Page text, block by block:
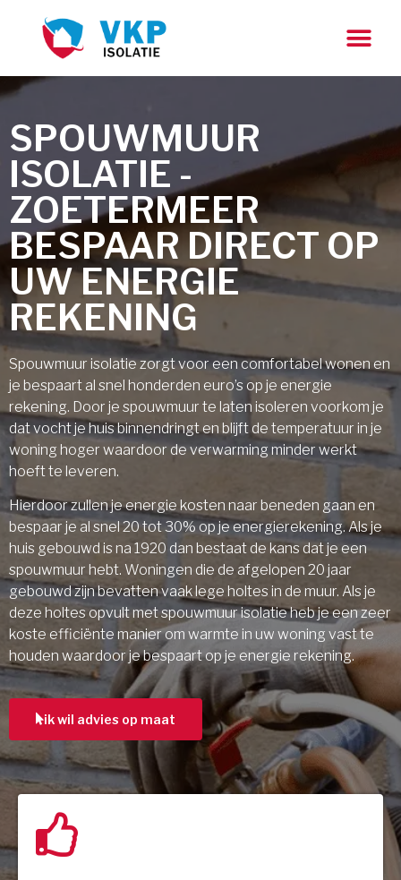
SPOUWMUUR
ISOLATIE -
ZOETERMEER
BESPAAR DIRECT OP
UW ENERGIE
REKENING
Spouwmuur isolatie zorgt voor een comfortabel wonen en
je bespaart al snel honderden euro’s op je energie
rekening. Door je spouwmuur te laten isoleren voorkom je
dat vocht je huis binnendringt en blijft de temperatuur in je
woning hoger waardoor de verwarming minder werkt
hoeft te leveren.
Hierdoor zullen je energie kosten naar beneden gaan en
bespaar je al snel 20 tot 30% op je energierekening. Als je
huis gebouwd is na 1920 dan bestaat de kans dat je een
spouwmuur hebt. Woningen die de afgelopen 20 jaar
gebouwd zijn bevatten vaak lege holtes in de muur. Als je
deze holtes opvult met spouwmuur isolatie heb je een zeer
koste efficiënte manier om warmte in uw woning vast te
houden waardoor je bespaart op je energie rekening.
ik wil advies op maat